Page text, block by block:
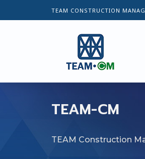
TEAM CONSTRUCTION
TEAM-CM
TEAM Construction